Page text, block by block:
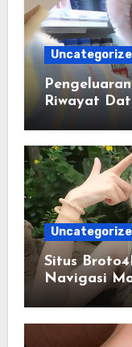
Riwayat
Situs
Navigasi
Digital